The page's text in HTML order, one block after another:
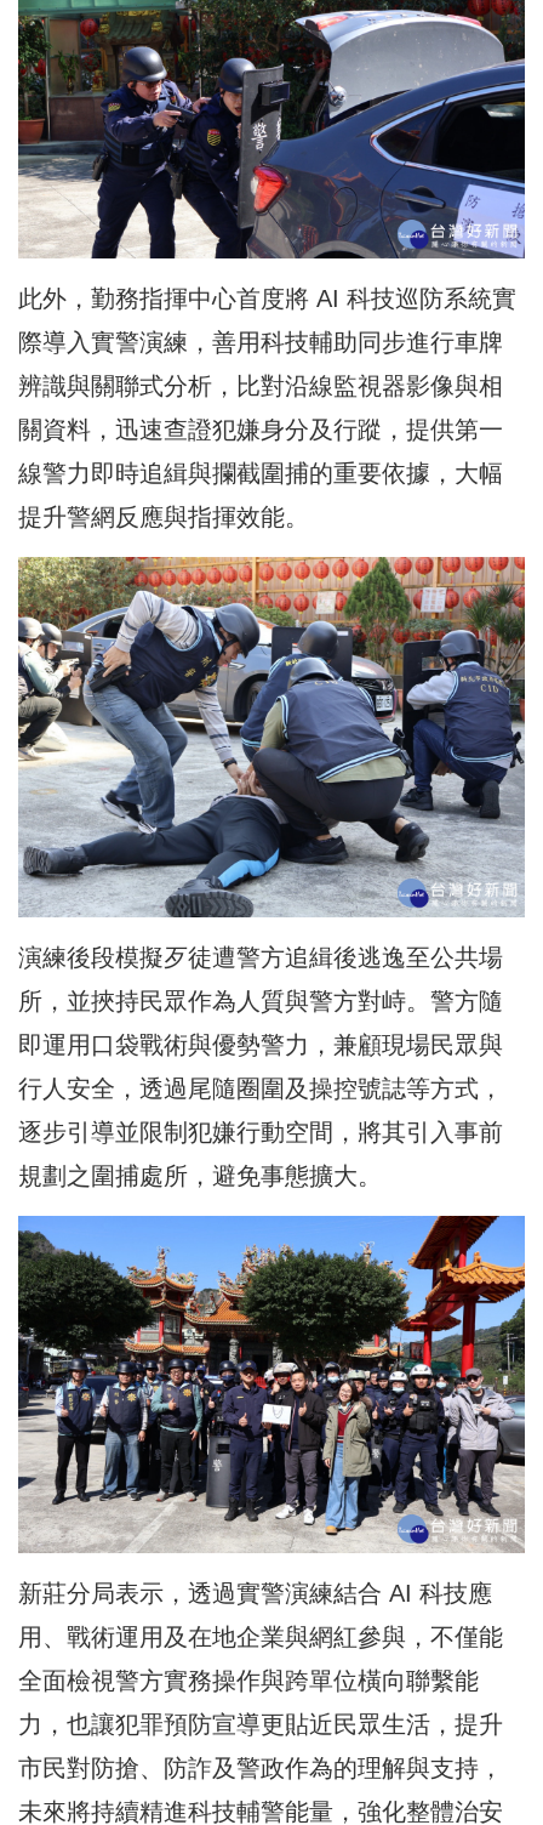
此外，勤務指揮中心首度將 AI 科技巡防系統實
際導入實警演練，善用科技輔助同步進行車牌
辨識與關聯式分析，比對沿線監視器影像與相
關資料，迅速查證犯嫌身分及行蹤，提供第一
線警力即時追緝與攔截圍捕的重要依據，大幅
提升警網反應與指揮效能。
演練後段模擬歹徒遭警方追緝後逃逸至公共場
所，並挾持民眾作為人質與警方對峙。警方隨
即運用口袋戰術與優勢警力，兼顧現場民眾與
行人安全，透過尾隨圈圍及操控號誌等方式，
逐步引導並限制犯嫌行動空間，將其引入事前
規劃之圍捕處所，避免事態擴大。
新莊分局表示，透過實警演練結合 AI 科技應
用、戰術運用及在地企業與網紅參與，不僅能
全面檢視警方實務操作與跨單位橫向聯繫能
力，也讓犯罪預防宣導更貼近民眾生活，提升
市民對防搶、防詐及警政作為的理解與支持，
未來將持續精進科技輔警能量，強化整體治安